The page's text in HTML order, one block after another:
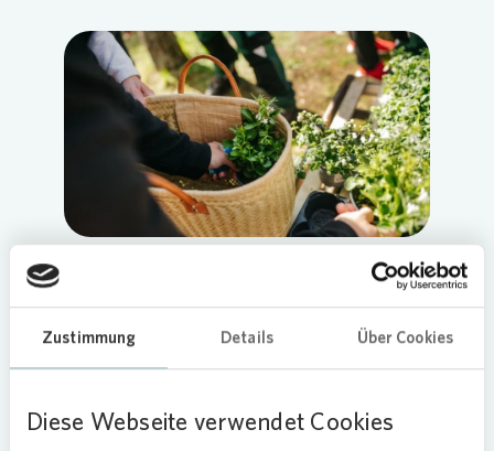
Zustimmung Details Über Cookies
Diese Webseite verwendet Cookies
Loading...
Pflanzenausgabe an zwei Standorten
Im Laufe des Nachmittags konnten sich die
Bewohnerinnen und Bewohner verschiedene
Pflanzen mitnehmen, darunter Geranien,
Ausgabe fand nacheinander im Schlaatz und im